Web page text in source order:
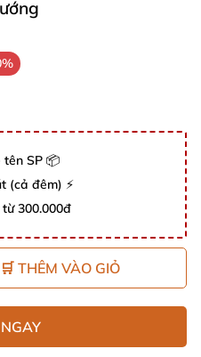
tên SP 📦
(cả đêm) ⚡
300.000đ
🛒 THÊM VÀO GIỎ